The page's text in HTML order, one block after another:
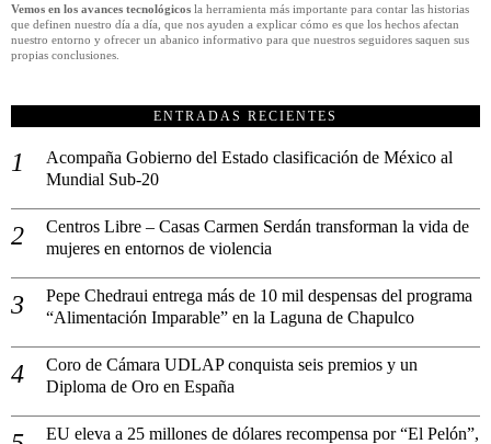
Vemos en los avances tecnológicos la herramienta más importante para contar las historias
que definen nuestro día a día, que nos ayuden a explicar cómo es que los hechos afectan
nuestro entorno y ofrecer un abanico informativo para que nuestros seguidores saquen sus
propias conclusiones.
ENTRADAS RECIENTES
Acompaña Gobierno del Estado clasificación de México al
Mundial Sub-20
Centros Libre – Casas Carmen Serdán transforman la vida de
mujeres en entornos de violencia
Pepe Chedraui entrega más de 10 mil despensas del programa
“Alimentación Imparable” en la Laguna de Chapulco
Coro de Cámara UDLAP conquista seis premios y un
Diploma de Oro en España
EU eleva a 25 millones de dólares recompensa por “El Pelón”,